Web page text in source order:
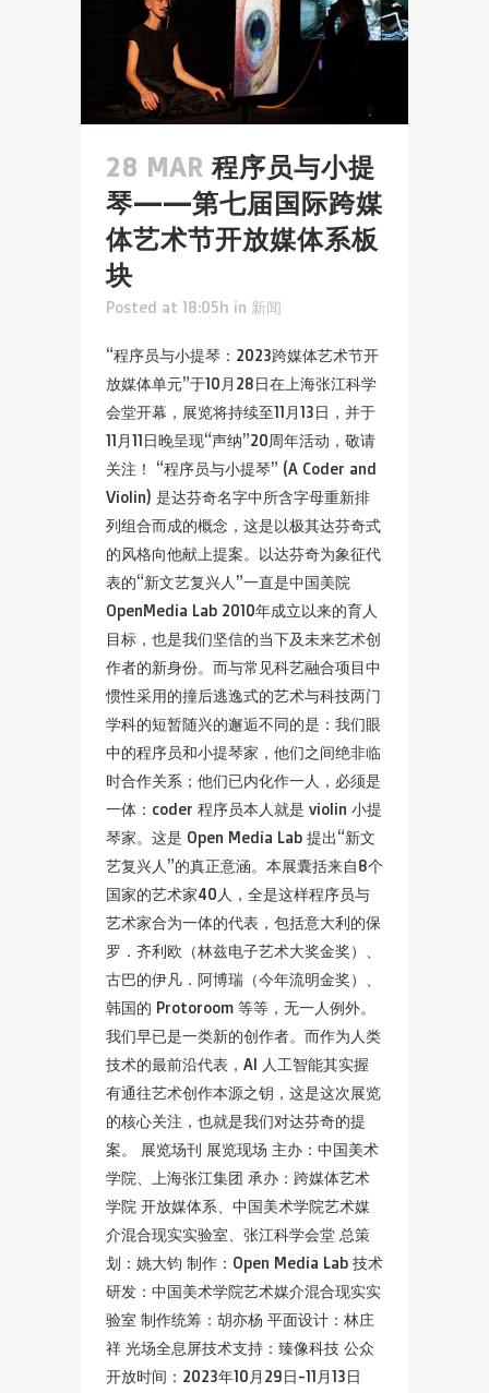
28 MAR 程序员与小提
琴——第七届国际跨媒
体艺术节开放媒体系板
块
Posted at 18:05h in 新闻
“程序员与小提琴：2023跨媒体艺术节开
放媒体单元”于10月28日在上海张江科学
会堂开幕，展览将持续至11月13日，并于
11月11日晚呈现“声纳”20周年活动，敬请
关注！ “程序员与小提琴” (A Coder and
Violin) 是达芬奇名字中所含字母重新排
列组合而成的概念，这是以极其达芬奇式
的风格向他献上提案。以达芬奇为象征代
表的“新文艺复兴人”一直是中国美院
OpenMedia Lab 2010年成立以来的育人
目标，也是我们坚信的当下及未来艺术创
作者的新身份。而与常见科艺融合项目中
惯性采用的撞后逃逸式的艺术与科技两门
学科的短暂随兴的邂逅不同的是：我们眼
中的程序员和小提琴家，他们之间绝非临
时合作关系；他们已内化作一人，必须是
一体：coder 程序员本人就是 violin 小提
琴家。这是 Open Media Lab 提出“新文
艺复兴人”的真正意涵。本展囊括来自8个
国家的艺术家40人，全是这样程序员与
艺术家合为一体的代表，包括意大利的保
罗．齐利欧（林兹电子艺术大奖金奖）、
古巴的伊凡．阿博瑞（今年流明金奖）、
韩国的 Protoroom 等等，无一人例外。
我们早已是一类新的创作者。而作为人类
技术的最前沿代表，AI 人工智能其实握
有通往艺术创作本源之钥，这是这次展览
的核心关注，也就是我们对达芬奇的提
案。 展览场刊 展览现场 主办：中国美术
学院、上海张江集团 承办：跨媒体艺术
学院 开放媒体系、中国美术学院艺术媒
介混合现实实验室、张江科学会堂 总策
划：姚大钧 制作：Open Media Lab 技术
研发：中国美术学院艺术媒介混合现实实
验室 制作统筹：胡亦杨 平面设计：林庄
祥 光场全息屏技术支持：臻像科技 公众
开放时间：2023年10月29日-11月13日